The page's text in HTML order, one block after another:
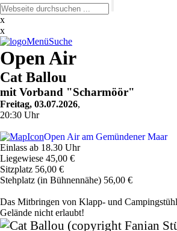
x
x
MenüSuche
Open Air
Cat Ballou
mit Vorband "Scharmöör"
Freitag, 03.07.2026,
20:30 Uhr
Open Air am Gemündener Maar
Einlass ab 18.30 Uhr
Liegewiese 45,00 €
Sitzplatz 56,00 €
Stehplatz (in Bühnennähe) 56,00 €
Das Mitbringen von Klapp- und
Gelände nicht erlaubt!